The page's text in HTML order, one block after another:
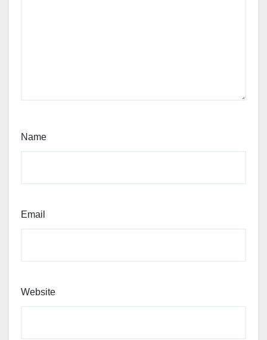
Name
Email
Website